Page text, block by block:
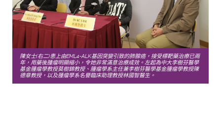
陳女士(右二)患上由EML4-ALK基因突變引致的肺腺癌，接受標靶藥治療已兩
年，用藥後腫瘤明顯縮小，令她非常滿意治療成效。左起為中大李樹芬醫學
基金腫瘤學教授莫樹錦教授、腫瘤學系主任兼李樹芬醫學基金腫瘤學教授陳
德章教授，以及腫瘤學系名譽臨床助理教授林國智醫生。